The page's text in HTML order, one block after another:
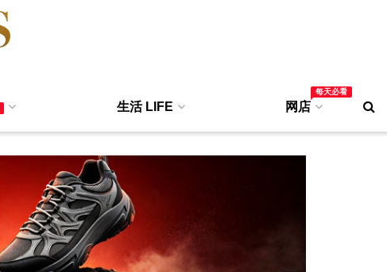
生活 LIFE 网店
每天必看